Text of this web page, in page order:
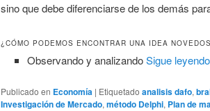
sino que debe diferenciarse de los demás
¿CÓMO PODEMOS ENCONTRAR UNA IDEA
Observando y analizandoSigue leyendo
Publicado en Economía | Etiquetado analisis dafo,
Investigación de Mercado, método Delphi, Plan de